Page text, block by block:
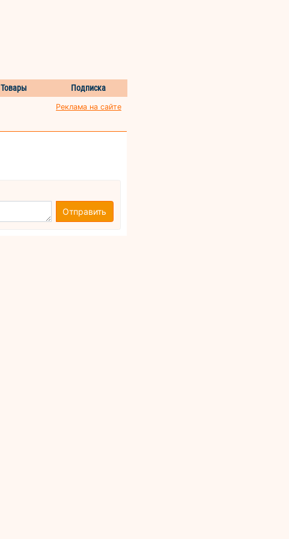
Товары Подписка
Реклама на сайте
Отправить